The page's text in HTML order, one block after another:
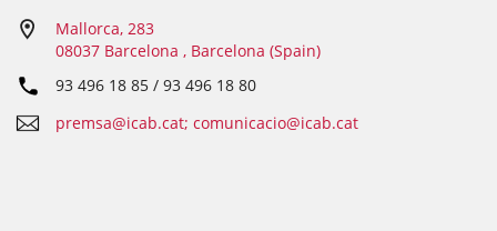
Mallorca, 283
08037 Barcelona , Barcelona (Spain)
93 496 18 85 / 93 496 18 80
premsa@icab.cat; comunicacio@icab.cat